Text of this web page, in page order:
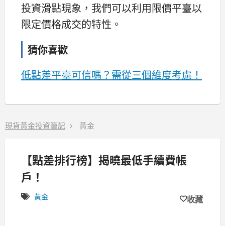
投資滑點現象，我們可以利用限價平臺以
限定價格成交的特性。
猜你喜歡
低點差平臺可信嗎？需從三個維度考慮！
現貨黃金投資筆記 黃金
【點差排行榜】揭曉最低手續費帳
戶！
黃金 收藏